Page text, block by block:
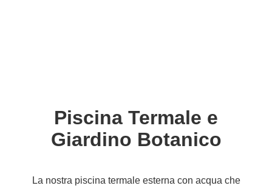
Piscina Termale e
Giardino Botanico
La nostra piscina termale esterna con acqua che